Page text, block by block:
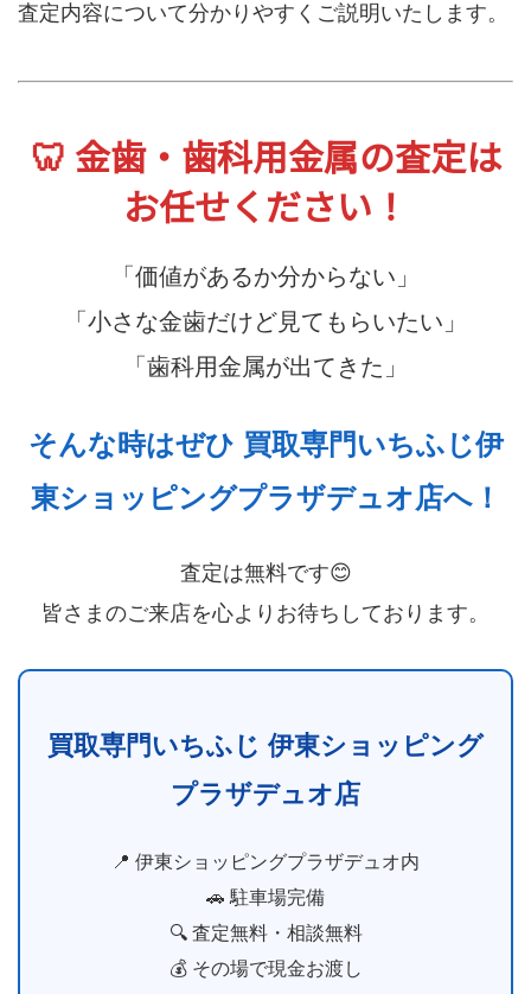
査定内容について分かりやすくご説明いたします。
🦷 金歯・歯科用金属の査定は
お任せください！
「価値があるか分からない」
「小さな金歯だけど見てもらいたい」
「歯科用金属が出てきた」
そんな時はぜひ 買取専門いちふじ伊
東ショッピングプラザデュオ店へ！
査定は無料です😊
皆さまのご来店を心よりお待ちしております。
買取専門いちふじ 伊東ショッピング
プラザデュオ店
📍 伊東ショッピングプラザデュオ内
🚗 駐車場完備
🔍 査定無料・相談無料
💰 その場で現金お渡し